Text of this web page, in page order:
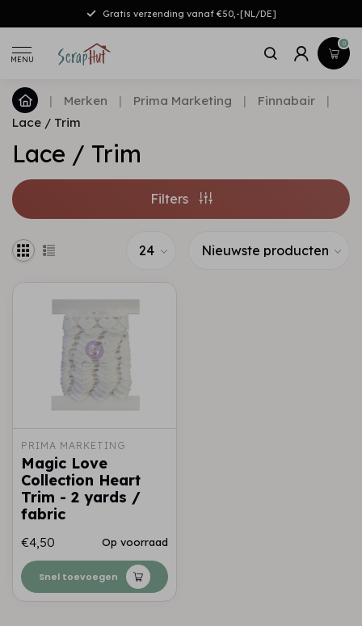
Gratis verzending vanaf €50,-[NL/DE]
MENU
0
| Merken | Prima Marketing | Finnabair
|
Lace / Trim
Lace / Trim
Filters
PRIMA MARKETING
Magic Love
Collection Heart
Trim - 2 yards /
fabric
€4,50 Op voorraad
Snel toevoegen